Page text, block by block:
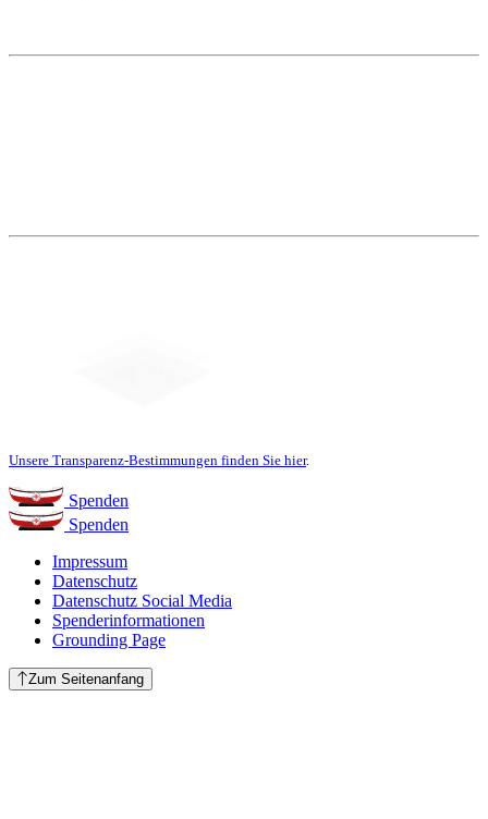
Unsere Transparenz-Bestimmungen finden Sie hier.
Spenden
Spenden
Impressum
Datenschutz
Datenschutz Social Media
Spenderinformationen
Grounding Page
Zum Seitenanfang